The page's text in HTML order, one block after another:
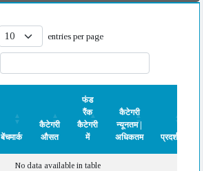
entries per page
बेंचमार्क
कैटेगरी
औसत
फंड
रैंक
कैटेगरी
में
कैटेगरी
न्यूनतम |
अधिकतम
प्रदर्शन
No data available in table